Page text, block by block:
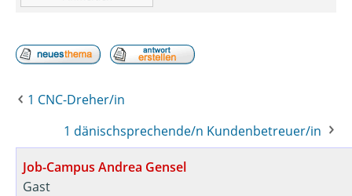
1 CNC-Dreher/in
1 dänischsprechende/n Kundenbetreuer/in
Job-Campus Andrea Gensel
Gast